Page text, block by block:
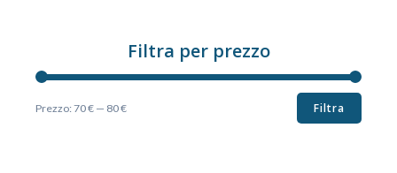
Filtra per prezzo
Filtra
Prezzo:70 € — 80 €